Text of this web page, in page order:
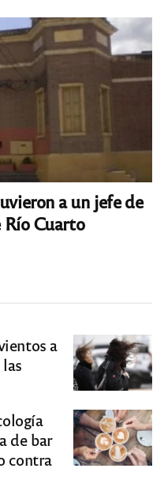
a un jefe de
Río Cuarto
a
de bar
contra